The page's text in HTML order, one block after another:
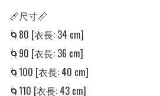
📏尺寸📏
🌀80 [衣長: 34 cm]
🌀90 [衣長: 36 cm]
🌀100 [衣長: 40 cm]
🌀110 [衣長: 43 cm]